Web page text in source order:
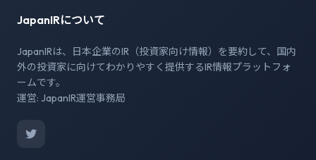
JapanIRについて
JapanIRは、日本企業のIR（投資家向け情報）を要約して、国内
外の投資家に向けてわかりやすく提供するIR情報プラットフォ
ームです。
運営: JapanIR運営事務局